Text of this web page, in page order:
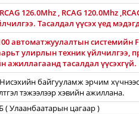
126.0Mhz , RCAG 120.0Mhz
Тасалдал үүсэх үед
автоматжуулалтын системийн
улирлын техник
ажиллагаанд тасалдал үүсэхгүй.
Нисэхийн байгууламж эрчим
тэжээлээр хэвийн ажиллана.
Улаанбаатарын цагаар )